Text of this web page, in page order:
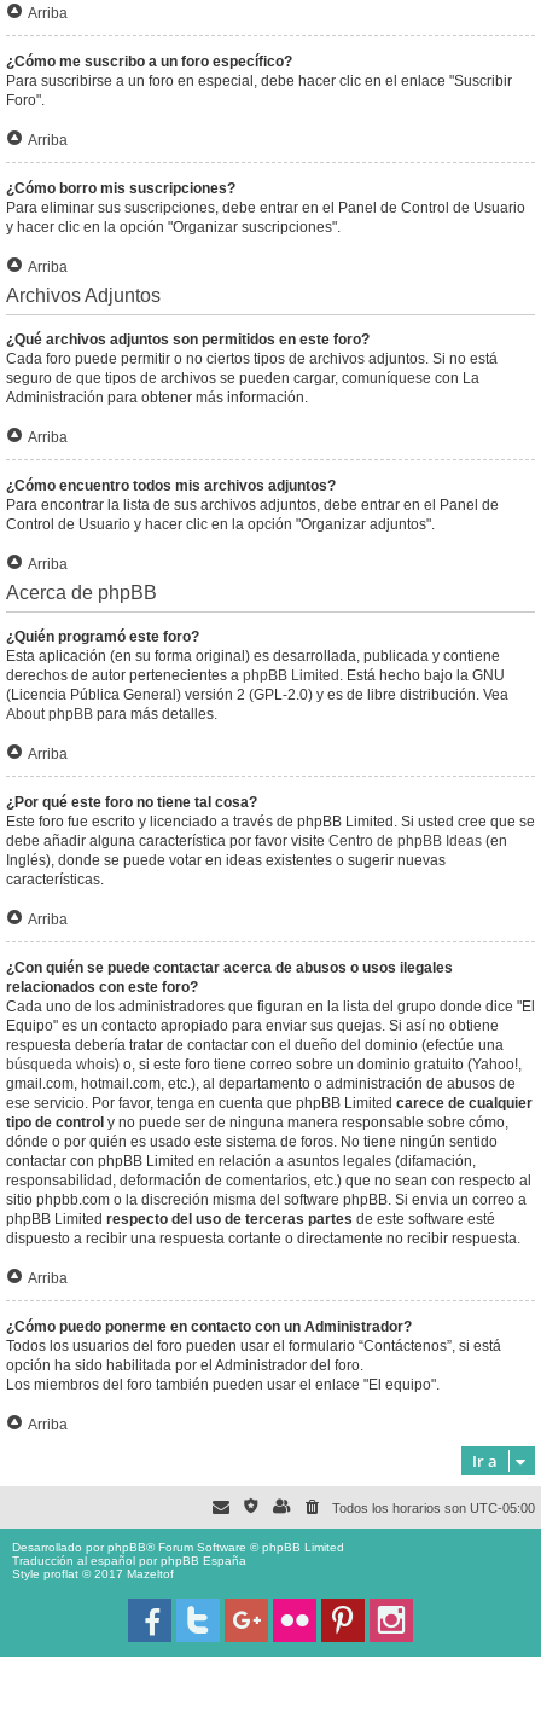
Arriba
¿Cómo me suscribo a un foro específico?
Para suscribirse a un foro en especial, debe hacer clic en el enlace "Suscribir
Foro".
Arriba
¿Cómo borro mis suscripciones?
Para eliminar sus suscripciones, debe entrar en el Panel de Control de Usuario
y hacer clic en la opción "Organizar suscripciones".
Arriba
Archivos Adjuntos
¿Qué archivos adjuntos son permitidos en este foro?
Cada foro puede permitir o no ciertos tipos de archivos adjuntos. Si no está
seguro de que tipos de archivos se pueden cargar, comuníquese con La
Administración para obtener más información.
Arriba
¿Cómo encuentro todos mis archivos adjuntos?
Para encontrar la lista de sus archivos adjuntos, debe entrar en el Panel de
Control de Usuario y hacer clic en la opción "Organizar adjuntos".
Arriba
Acerca de phpBB
¿Quién programó este foro?
Esta aplicación (en su forma original) es desarrollada, publicada y contiene
derechos de autor pertenecientes a phpBB Limited . Está hecho bajo la GNU
(Licencia Pública General) versión 2 (GPL-2.0) y es de libre distribución. Vea
About phpBB para más detalles.
Arriba
¿Por qué este foro no tiene tal cosa?
Este foro fue escrito y licenciado a través de phpBB Limited. Si usted cree que se
debe añadir alguna característica por favor visite Centro de phpBB Ideas (en
Inglés), donde se puede votar en ideas existentes o sugerir nuevas
características.
Arriba
¿Con quién se puede contactar acerca de abusos o usos ilegales
relacionados con este foro?
Cada uno de los administradores que figuran en la lista del grupo donde dice "El
Equipo" es un contacto apropiado para enviar sus quejas. Si así no obtiene
respuesta debería tratar de contactar con el dueño del dominio (efectúe una
búsqueda whois) o, si este foro tiene correo sobre un dominio gratuito (Yahoo!,
gmail.com, hotmail.com, etc.), al departamento o administración de abusos de
ese servicio. Por favor, tenga en cuenta que phpBB Limited carece de cualquier
tipo de control y no puede ser de ninguna manera responsable sobre cómo,
dónde o por quién es usado este sistema de foros. No tiene ningún sentido
contactar con phpBB Limited en relación a asuntos legales (difamación,
responsabilidad, deformación de comentarios, etc.) que no sean con respecto al
sitio phpbb.com o la discreción misma del software phpBB. Si envia un correo a
phpBB Limited respecto del uso de terceras partes de este software esté
dispuesto a recibir una respuesta cortante o directamente no recibir respuesta.
Arriba
¿Cómo puedo ponerme en contacto con un Administrador?
Todos los usuarios del foro pueden usar el formulario “Contáctenos”, si está
opción ha sido habilitada por el Administrador del foro.
Los miembros del foro también pueden usar el enlace "El equipo".
Arriba
Ir a
Todos los horarios son UTC-05:00
Desarrollado porphpBB® Forum Software © phpBB Limited
Traducción al español porphpBB España
Style proflat © 2017 Mazeltof